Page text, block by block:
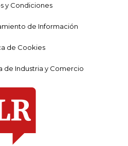
y Condiciones
de Información
de Cookies
de Industria y Comercio